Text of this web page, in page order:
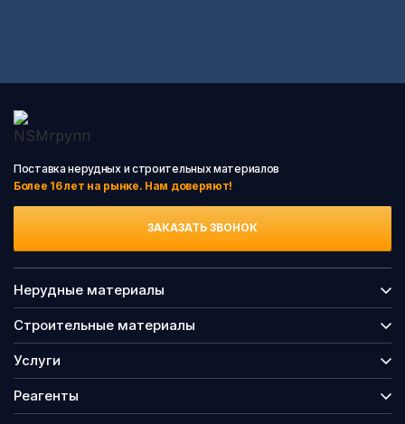
Поставка нерудных и строительных материалов
Более 16 лет на рынке. Нам доверяют!
ЗАКАЗАТЬ ЗВОНОК
Нерудные материалы
Строительные материалы
Услуги
Реагенты